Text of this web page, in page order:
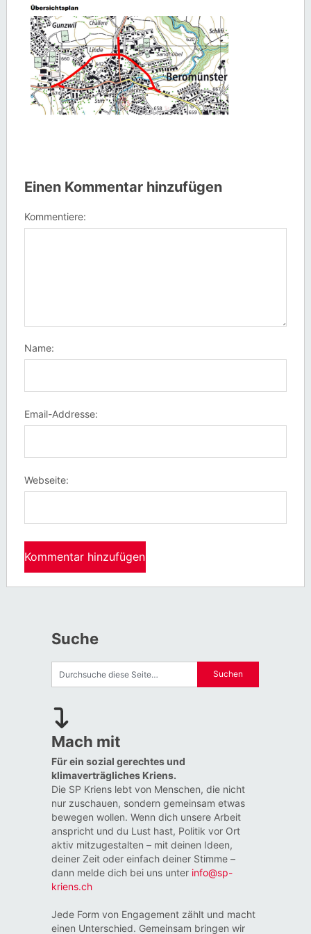
Einen Kommentar hinzufügen
Kommentiere:
Name:
Email-Addresse:
Webseite:
Suche
Mach mit
Für ein sozial gerechtes und
klimaverträgliches Kriens.
Die SP Kriens lebt von Menschen, die nicht
nur zuschauen, sondern gemeinsam etwas
bewegen wollen. Wenn dich unsere Arbeit
anspricht und du Lust hast, Politik vor Ort
aktiv mitzugestalten – mit deinen Ideen,
deiner Zeit oder einfach deiner Stimme –
dann melde dich bei uns unter info@sp-
kriens.ch
Jede Form von Engagement zählt und macht
einen Unterschied. Gemeinsam bringen wir